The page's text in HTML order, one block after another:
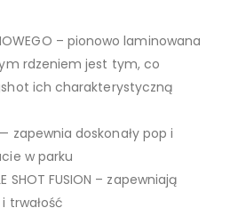
– pionowo laminowana
rdzeniem jest tym, co
ich charakterystyczną
— zapewnia doskonały pop i
w parku
SHOT FUSION – zapewniają
trwałość